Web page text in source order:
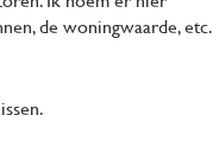
de woningwaarde, etc.